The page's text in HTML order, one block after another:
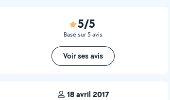
5/5
Basé sur 5 avis
Voir ses avis
18 avril 2017